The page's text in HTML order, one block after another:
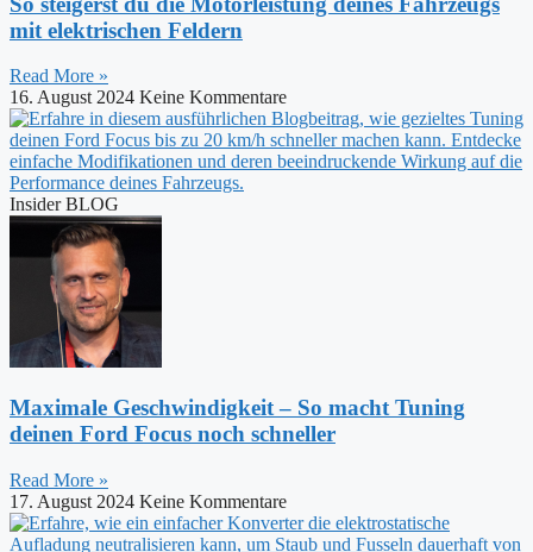
mit elektrischen Feldern
Read More »
16. August 2024 Keine Kommentare
Insider BLOG
Maximale Geschwindigkeit – So macht Tuning
deinen Ford Focus noch schneller
Read More »
17. August 2024 Keine Kommentare